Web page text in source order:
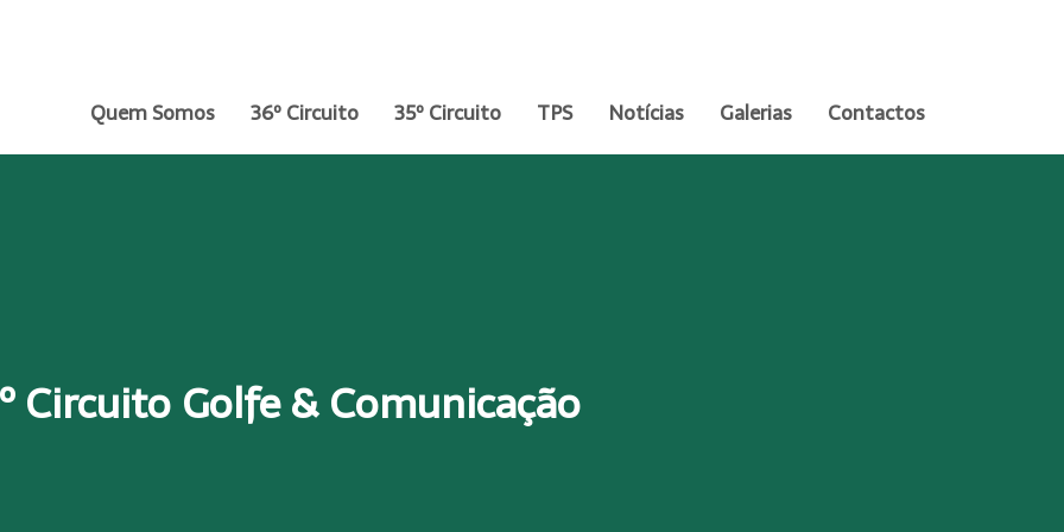
Quem Somos 36º Circuito 35º Circuito TPS Notícias Galerias Contactos
Circuito Golfe & Comunicação